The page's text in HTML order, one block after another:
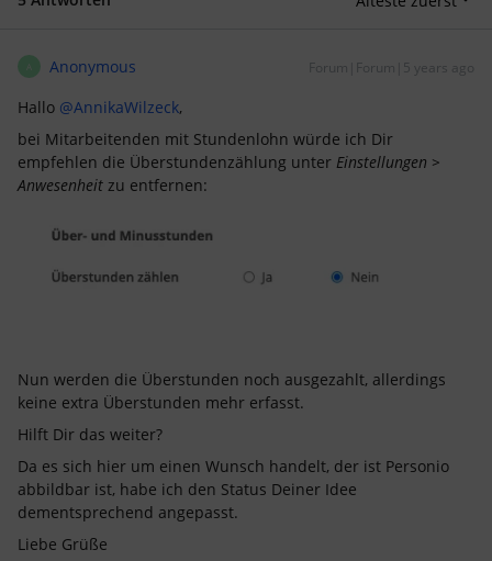
A Anonymous Forum|Forum|5 years ago
Hallo @AnnikaWilzeck,
bei Mitarbeitenden mit Stundenlohn würde ich Dir
empfehlen die Überstundenzählung unter Einstellungen >
Anwesenheit zu entfernen:
Nun werden die Überstunden noch ausgezahlt, allerdings
keine extra Überstunden mehr erfasst.
Hilft Dir das weiter?
Da es sich hier um einen Wunsch handelt, der ist Personio
abbildbar ist, habe ich den Status Deiner Idee
dementsprechend angepasst.
Liebe Grüße